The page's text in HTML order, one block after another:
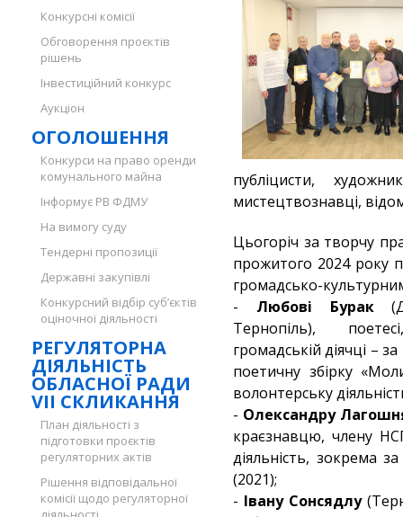
Конкурсні комісії
Обговорення проєктів
рішень
Інвестиційний конкурс
Аукціон
ОГОЛОШЕННЯ
Конкурси на право оренди
комунального майна
Інформує РВ ФДМУ
На вимогу суду
Тендерні пропозиції
Державні закупівлі
Конкурсний відбір суб’єктів
оціночної діяльності
РЕГУЛЯТОРНА
ДІЯЛЬНІСТЬ
ОБЛАСНОЇ РАДИ
VII СКЛИКАННЯ
План діяльності з
підготовки проєктів
регуляторних актів
Рішення відповідальної
комісії щодо регуляторної
публіцисти,
мистецтвознавці,
Цьогоріч за творчу
прожитого 2024 року
громадсько-
- Любові Бурак
Тернопіль),
громадській діячці –
поетичну збірку
волонтерську
- Олександру
краєзнавцю, члену
діяльність, зокрема
(2021);
- Івану Сонсядлу